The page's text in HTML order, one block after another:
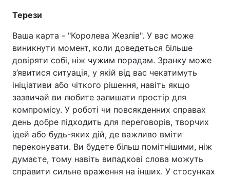
Терези
Ваша карта - "Королева Жезлів". У вас може
виникнути момент, коли доведеться більше
довіряти собі, ніж чужим порадам. Зранку може
з’явитися ситуація, у якій від вас чекатимуть
ініціативи або чіткого рішення, навіть якщо
зазвичай ви любите залишати простір для
компромісу. У роботі чи повсякденних справах
день добре підходить для переговорів, творчих
ідей або будь-яких дій, де важливо вміти
переконувати. Ви будете більш помітнішими, ніж
думаєте, тому навіть випадкові слова можуть
справити сильне враження на інших. У стосунках